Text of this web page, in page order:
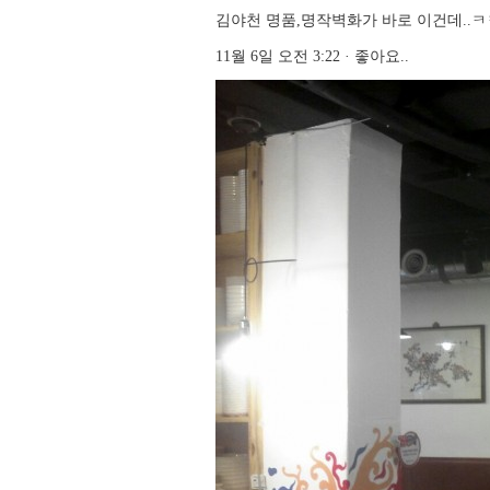
김야천 명품,명작벽화가 바로 이건데..ㅋ
11월 6일 오전 3:22 · 좋아요..